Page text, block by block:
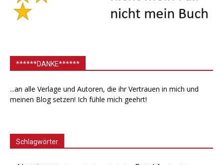
******DANKE******
...an alle Verlage und Autoren, die ihr Vertrauen in mich und
meinen Blog setzen! Ich fühle mich geehrt!
Schlagwörter